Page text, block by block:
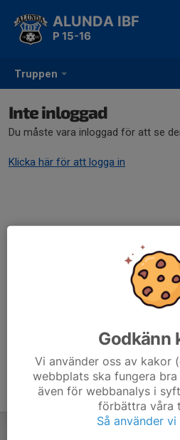
Truppen
ALUNDA IBF
P 15-16
Inte inloggad
Du måste vara inloggad för att se
Klicka här för att logga in
Godkänn
Vi använder oss av kakor
webbplats ska fungera
även för webbanalys i
förbättra våra
Så använder